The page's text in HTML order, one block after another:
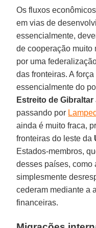
Os fluxos
em vias de
essencialmente,
de cooperação muito
por uma
das fronteiras. A
essencialmente do
Estreito de Gibraltar
passando por
ainda é muito fraca,
fronteiras do leste da
Estados-membros,
desses países, como
simplesmente
cederam mediante a
financeiras.